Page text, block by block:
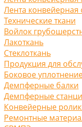
Лента
Технические ткани
Войлок
Лакоткань
Стеклоткань
Продукция для
Боковое
Демпферные балки
Демпферные
Конвейерные
Ремонтные